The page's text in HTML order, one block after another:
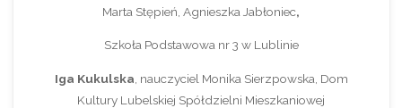
Marta Stępień, Agnieszka Jabłoniec,
Szkoła Podstawowa nr 3 w Lublinie
Iga Kukulska , nauczyciel Monika Sierzpowska, Dom
Kultury Lubelskiej Spółdzielni Mieszkaniowej